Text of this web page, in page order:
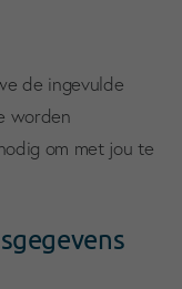
de ingevulde
worden
om met jou te